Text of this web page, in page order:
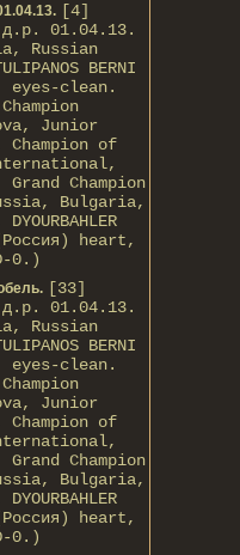
[4]
д.р. 01.04.13.
Russian
BERNI
eyes-clean.
Junior
Champion of
Champion
Bulgaria,
(Россия) heart,
0.)
[33]
д.р. 01.04.13.
Russian
BERNI
eyes-clean.
Junior
Champion of
Champion
Bulgaria,
(Россия) heart,
0.)